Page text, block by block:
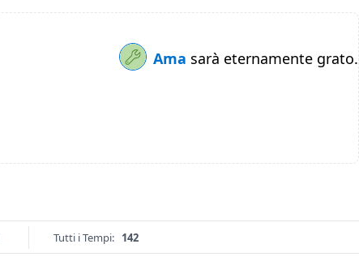
Ama sarà eternamente grato.
Tutti i Tempi: 142